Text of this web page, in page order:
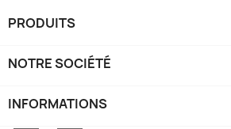
PRODUITS
NOTRE SOCIÉTÉ
INFORMATIONS